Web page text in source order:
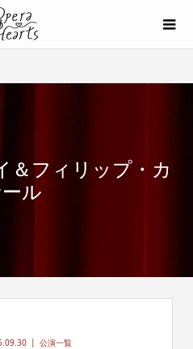
＆フィリップ・カ
ル
公演一覧